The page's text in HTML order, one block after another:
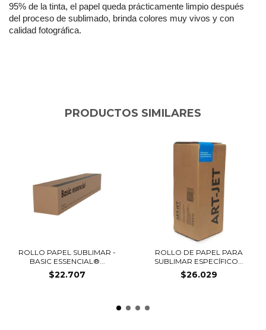
95% de la tinta, el papel queda prácticamente limpio después
del proceso de sublimado, brinda colores muy vivos y con
calidad fotográfica.
PRODUCTOS SIMILARES
ROLLO PAPEL SUBLIMAR -
BASIC ESSENCIAL®...
$22.707
ROLLO DE PAPEL PARA
SUBLIMAR ESPECÍFICO...
$26.029